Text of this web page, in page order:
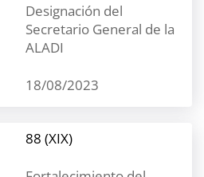
Designación del
Secretario General de la
ALADI
18/08/2023
88 (XIX)